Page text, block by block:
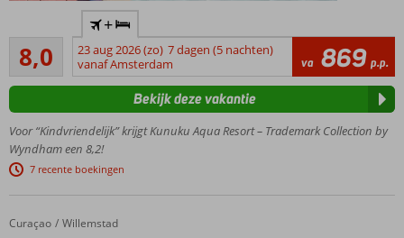
Eén van de
vakantiedeals
op Curaçao
Prachtig
unieke
Caribische
stijl
Kunuku's
Waterworld!
8,0
Zeer goed
1142
beoordelingen
+
23 aug 2026 (zo) 7 dagen (5 nachten)
vanaf Amsterdam
va 869 p.p.
Voor “Kindvriendelijk” krijgt Kunuku Aqua Resort – Trademark Collection by
Wyndham een 8,2!
7 recente boekingen
Bekijk deze vakantie
Home
Curaçao Willemstad
Mangrove Beach Corendon, Curio by Hilton